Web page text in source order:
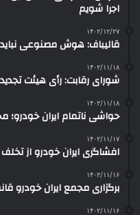
اجرا شویم
۱۴۰۲/۱۲/۲۷
قالیباف: هوش مصنوعی
۱۴۰۲/۱۱/۱۸
شورای رقابت: رأی هیئت
۱۴۰۲/۱۱/۱۸
حواشی ناتمام ایران
۱۴۰۲/۱۱/۱۷
افشاگری ایران خودرو از
۱۴۰۲/۱۱/۱۶
برگزاری مجمع ایران خودرو
۱۴۰۲/۱۱/۱۶